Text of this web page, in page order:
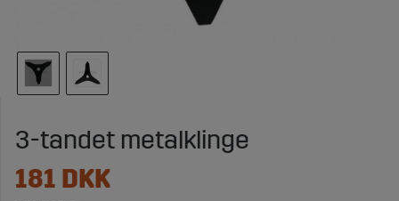
3-tandet metalklinge
181 DKK